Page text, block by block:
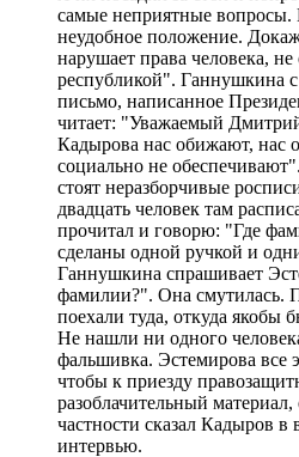
самые неприятные вопросы.
неудобное положение.
нарушает права человека, не
республикой". Ганнушкина
письмо, написанное
читает: "Уважаемый
Кадырова нас обижают, нас
социально не
стоят неразборчивые
двадцать человек там
прочитал и говорю: "Где
сделаны одной ручкой и
Ганнушкина спрашивает
фамилии?". Она смутилась.
поехали туда, откуда якобы
Не нашли ни одного
фальшивка. Эстемирова все
чтобы к приезду
разоблачительный
частности сказал Кадыров
интервью.